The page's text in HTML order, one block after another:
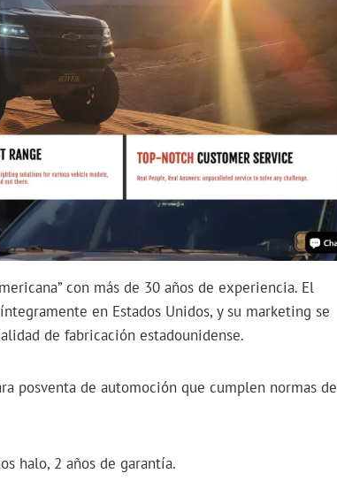
con más de 30 años de experiencia. El
en Estados Unidos, y su marketing se
de fabricación estadounidense.
posventa de automoción que cumplen normas de
halo, 2 años de garantía.